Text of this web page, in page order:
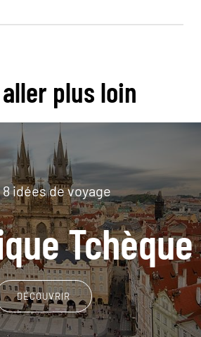
plus loin
idées de voyage
Tchèque
DÉCOUVRIR